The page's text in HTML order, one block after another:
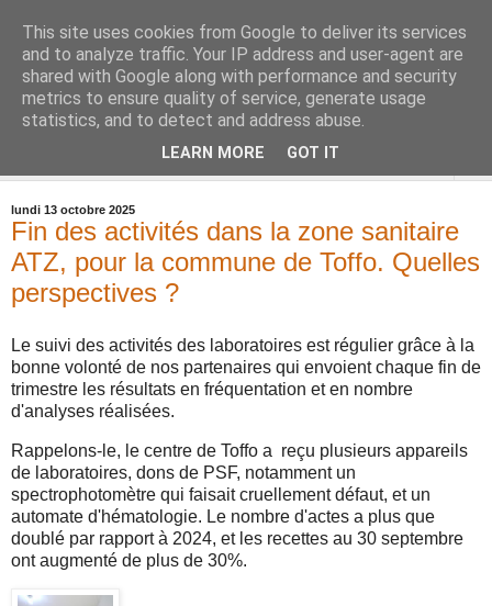
lundi 13 octobre 2025
Fin des activités dans la zone sanitaire
ATZ, pour la commune de Toffo. Quelles
perspectives ?
Le suivi des activités des laboratoires est régulier grâce à la
bonne volonté de nos partenaires qui envoient chaque fin de
trimestre les résultats en fréquentation et en nombre
d'analyses réalisées.
Rappelons-le, le centre de Toffo a reçu plusieurs appareils
de laboratoires, dons de PSF, notamment un
spectrophotomètre qui faisait cruellement défaut, et un
automate d'hématologie. Le nombre d'actes a plus que
doublé par rapport à 2024, et les recettes au 30 septembre
ont augmenté de plus de 30%.
This site uses cookies from Google to deliver its services
and to analyze traffic. Your IP address and user-agent are
shared with Google along with performance and security
metrics to ensure quality of service, generate usage
statistics, and to detect and address abuse.
LEARN MORE GOT IT